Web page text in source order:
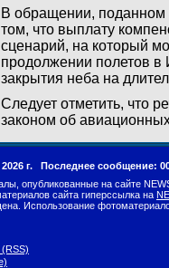
В обращении, поданном
том, что выплату
сценарий, на который
продолжении полетов в
закрытия неба на
Следует отметить, что
законом об
г. Последнее сообщение:
опубликованные на сайте
сайта гиперссылка на
Использование